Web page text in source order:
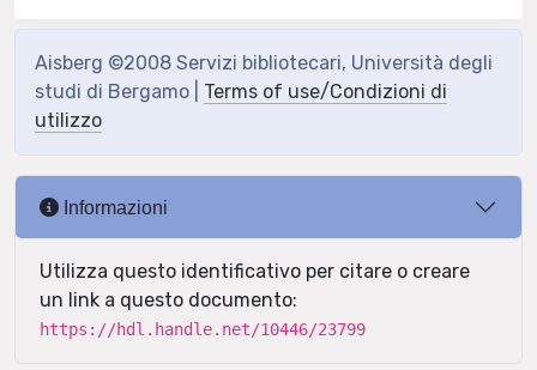
Aisberg ©2008 Servizi bibliotecari, Università degli
studi di Bergamo | Terms of use/Condizioni di
utilizzo
Informazioni
Utilizza questo identificativo per citare o creare
un link a questo documento:
https://hdl.handle.net/10446/23799